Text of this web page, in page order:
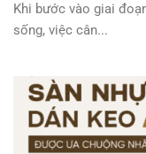
Khi bước vào giai
sống, việc cân...